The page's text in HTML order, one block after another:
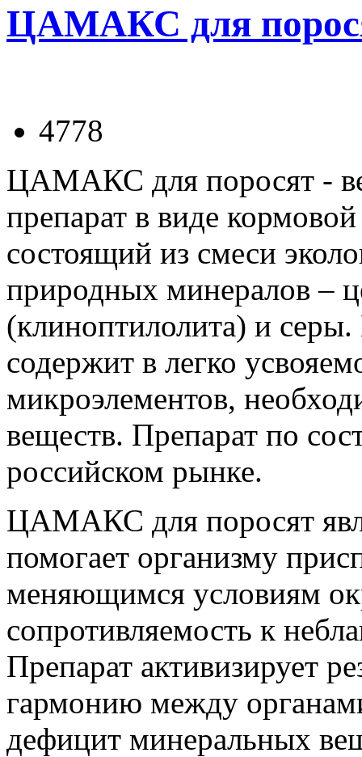
ЦАМАКС для
4778
ЦАМАКС для поросят -
препарат в виде
состоящий из смеси
природных минералов –
(клиноптилолита) и серы.
содержит в легко
микроэлементов,
веществ. Препарат по
российском рынке.
ЦАМАКС для поросят
помогает организму
меняющимся условиям
сопротивляемость к
Препарат активизирует
гармонию между
дефицит минеральных